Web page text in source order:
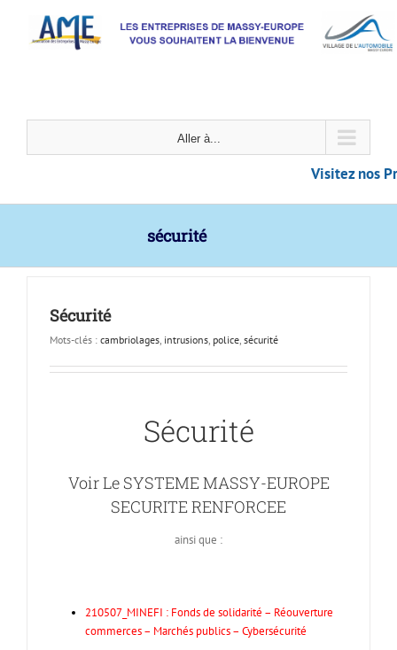
contenu
Aller à...
Visitez nos
sécurité
Sécurité
Mots-clés : cambriolages, intrusions, police, sécurité
Sécurité
VoirLe SYSTEME MASSY-EUROPE
SECURITE RENFORCEE
ainsi que :
210507_MINEFI : Fonds de solidarité – Réouverture
commerces – Marchés publics – Cybersécurité